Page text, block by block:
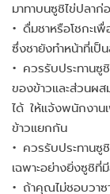
มาทาบนซูชิไข่ปลาก่
• ดื่มชาหรือโชกะเ
ซึ่งชายังทำหน้าที่เป็
• ควรรับประทานซู
ของข้าวและส่วนผส
ได้ ให้แจ้งพนักงาน
ข้าวแยกกัน
• ควรรับประทานซู
เฉพาะอย่างยิ่งซูชิที่
• ถ้าคุณไม่ชอบวาซ